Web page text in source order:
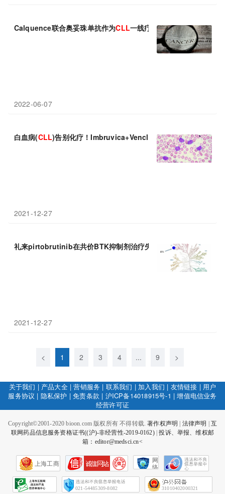
Calquence联合奥妥珠单抗作为CLL一线疗法在 ELEVATE-TN试
2022-06-07
白血病(CLL)告别化疗！Imbruvica+Venclexta固定疗程一线治
2021-12-27
礼来pirtobrutinib在共价BTK抑制剂治疗失败的 CLL/SLL/MCL患
2021-12-27
< 1 2 3 4 ... 9 >
关于我们 | 产品大全|营销服务 | 联系我们 | 加入我们 | 友情链接 | 用户
服务协议 | 隐私保护 |免责条款 | 沪ICP备14018915号-1 |增值电信业务
经营许可证
Copyright©2001-2020 bioon.com 版权所有 不得转载.著作权声明 法律声明
互
联网药品信息服务资格证书((沪)-非经营性-2019-0162)|投诉、举报、维权邮
箱：editor@medsci.cn<
上海工商
网
络
会
征
021-54485309-8082 31010402000321